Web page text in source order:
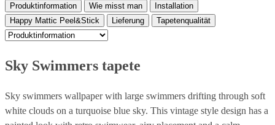
Produktinformation Wie misst man
Installation
Happy Mattic Peel&Stick
Lieferung Tapetenqualität
Sky Swimmers tapete
Sky swimmers wallpaper with large swimmers drifting through soft
white clouds on a turquoise blue sky. This vintage style design has a